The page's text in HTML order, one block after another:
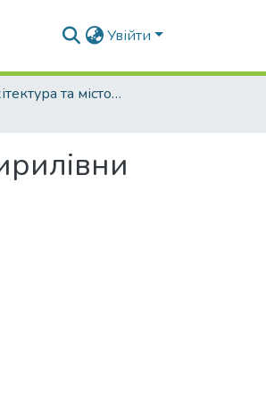
Увійти
191 Архітектура та містобудування